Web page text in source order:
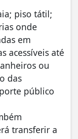
piso tátil;
onde
em
acessíveis até
ou
das
público
transferir a